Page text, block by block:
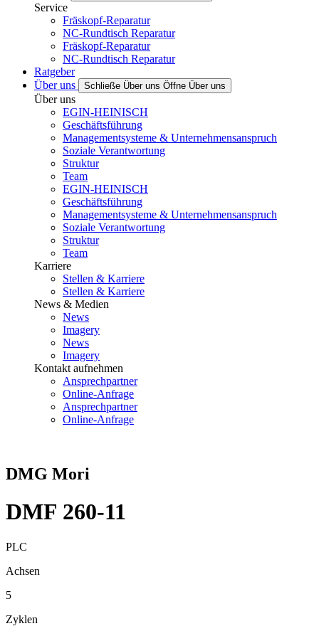
Service
Fräskopf-Reparatur
NC-Rundtisch Reparatur
Fräskopf-Reparatur
NC-Rundtisch Reparatur
Ratgeber
Über uns
Schließe Über uns Öffne Über uns
Über uns
EGIN-HEINISCH
Geschäftsführung
Managementsysteme & Unternehmensanspruch
Soziale Verantwortung
Struktur
Team
EGIN-HEINISCH
Geschäftsführung
Managementsysteme & Unternehmensanspruch
Soziale Verantwortung
Struktur
Team
Karriere
Stellen & Karriere
Stellen & Karriere
News & Medien
News
Imagery
News
Imagery
Kontakt aufnehmen
Ansprechpartner
Online-Anfrage
Ansprechpartner
Online-Anfrage
DMG Mori
DMF 260-11
PLC
Achsen
5
Zyklen